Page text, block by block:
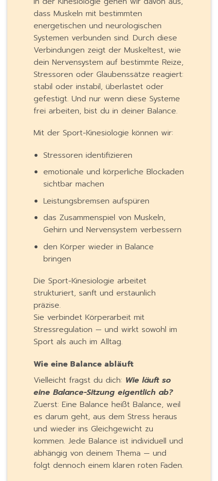
dass Muskeln mit bestimmten
energetischen und neurologischen
Systemen verbunden sind. Durch diese
Verbindungen zeigt der Muskeltest, wie
dein Nervensystem auf bestimmte Reize,
Stressoren oder Glaubenssätze reagiert:
stabil oder instabil, überlastet oder
gefestigt. Und nur wenn diese Systeme
frei arbeiten, bist du in deiner Balance.
Mit der Sport-Kinesiologie können wir:
Stressoren identifizieren
emotionale und körperliche Blockaden
sichtbar machen
Leistungsbremsen aufspüren
das Zusammenspiel von Muskeln,
Gehirn und Nervensystem verbessern
den Körper wieder in Balance
bringen
Die Sport-Kinesiologie arbeitet
strukturiert, sanft und erstaunlich
präzise.
Sie verbindet Körperarbeit mit
Stressregulation — und wirkt sowohl im
Sport als auch im Alltag.
Wie eine Balance abläuft
Vielleicht fragst du dich: Wie läuft so
eine Balance-Sitzung eigentlich ab?
Zuerst: Eine Balance heißt Balance, weil
es darum geht, aus dem Stress heraus
und wieder ins Gleichgewicht zu
kommen. Jede Balance ist individuell und
abhängig von deinem Thema — und
folgt dennoch einem klaren roten Faden.